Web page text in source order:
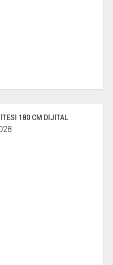
180 CM DİJİTAL